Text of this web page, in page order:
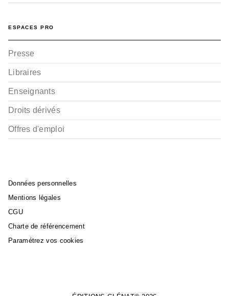
ESPACES PRO
Presse
Libraires
Enseignants
Droits dérivés
Offres d'emploi
Données personnelles
Mentions légales
CGU
Charte de référencement
Paramétrez vos cookies